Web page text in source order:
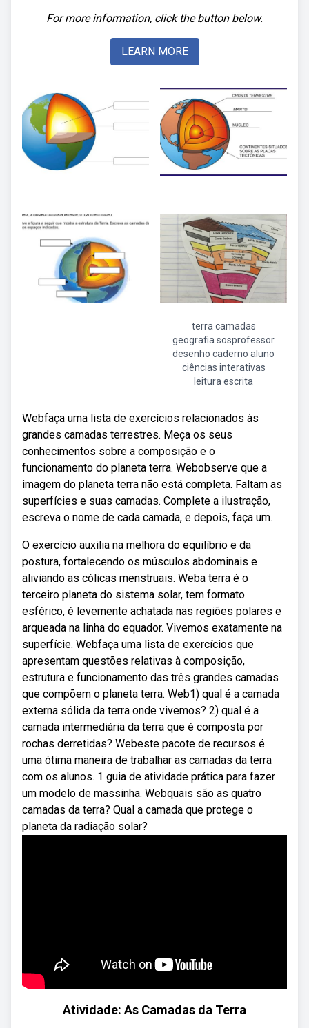
For more information, click the button below.
LEARN MORE
terra camadas
geografia sosprofessor
desenho caderno aluno
ciências interativas
leitura escrita
Webfaça uma lista de exercícios relacionados às
grandes camadas terrestres. Meça os seus
conhecimentos sobre a composição e o
funcionamento do planeta terra. Webobserve que a
imagem do planeta terra não está completa. Faltam as
superfícies e suas camadas. Complete a ilustração,
escreva o nome de cada camada, e depois, faça um.
O exercício auxilia na melhora do equilíbrio e da
postura, fortalecendo os músculos abdominais e
aliviando as cólicas menstruais. Weba terra é o
terceiro planeta do sistema solar, tem formato
esférico, é levemente achatada nas regiões polares e
arqueada na linha do equador. Vivemos exatamente na
superfície. Webfaça uma lista de exercícios que
apresentam questões relativas à composição,
estrutura e funcionamento das três grandes camadas
que compõem o planeta terra. Web1) qual é a camada
externa sólida da terra onde vivemos? 2) qual é a
camada intermediária da terra que é composta por
rochas derretidas? Webeste pacote de recursos é
uma ótima maneira de trabalhar as camadas da terra
com os alunos. 1 guia de atividade prática para fazer
um modelo de massinha. Webquais são as quatro
camadas da terra? Qual a camada que protege o
planeta da radiação solar?
Atividade: As Camadas da Terra